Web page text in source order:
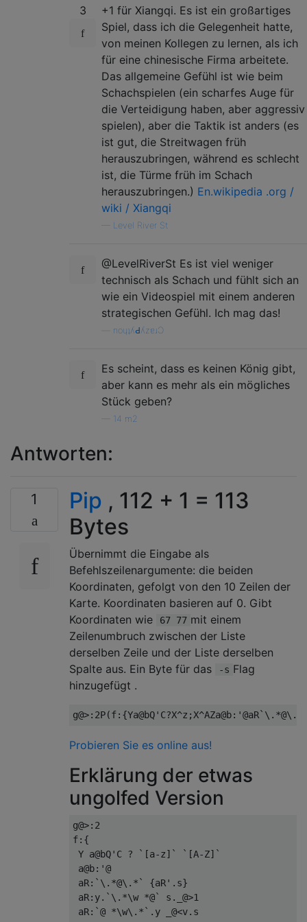
3
+1 für Xiangqi. Es ist ein großartiges
Spiel, dass ich die Gelegenheit hatte,
von meinen Kollegen zu lernen, als ich
für eine chinesische Firma arbeitete.
Das allgemeine Gefühl ist wie beim
Schachspielen (ein scharfes Auge für
die Verteidigung haben, aber aggressiv
spielen), aber die Taktik ist anders (es
ist gut, die Streitwagen früh
herauszubringen, während es schlecht
ist, die Türme früh im Schach
herauszubringen.) En.wikipedia .org /
wiki / Xiangqi
Level River St
@LevelRiverSt Es ist viel weniger
technisch als Schach und fühlt sich an
wie ein Videospiel mit einem anderen
strategischen Gefühl. Ich mag das!
noɥʇʎԀʎzɐɹƆ
Es scheint, dass es keinen König gibt,
aber kann es mehr als ein mögliches
Stück geben?
14 m2
Antworten:
1 Pip , 112 + 1 = 113
Bytes
Übernimmt die Eingabe als
Befehlszeilenargumente: die beiden
Koordinaten, gefolgt von den 10 Zeilen der
Karte. Koordinaten basieren auf 0. Gibt
Koordinaten wie
67 77 mit einem
Zeilenumbruch zwischen der Liste
derselben Zeile und der Liste derselben
Spalte aus. Ein Byte für das
-s Flag
hinzugefügt .
Probieren Sie es online aus!
Erklärung der etwas
ungolfed Version
g@>:2
f:{
Y a@bQ'C ? `[a-z]` `[A-Z]`
a@b:'@
aR:`\.*@\.*` {aR'.s}
aR:y.`\.*\w *@` s._@>1
aR:`@ *\w\.*`.y _@<v.s